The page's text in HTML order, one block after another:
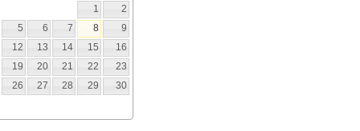
1
2
5 6 7 8
9
12 13 14 15
16
19 20 21 22
23
26 27 28 29
30